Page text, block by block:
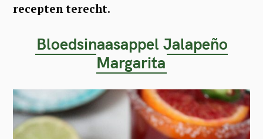
recepten terecht.
Bloedsinaasappel Jalapeño
Margarita